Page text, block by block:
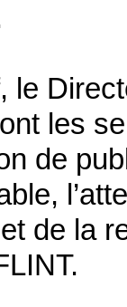
le
les
de
de la